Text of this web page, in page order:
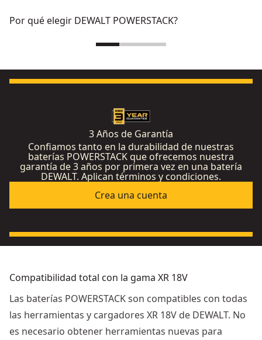
Por qué elegir DEWALT POWERSTACK?
3 Años de Garantía
Confiamos tanto en la durabilidad de nuestras
baterías POWERSTACK que ofrecemos nuestra
garantía de 3 años por primera vez en una batería
DEWALT. Aplican términos y condiciones.
Crea una cuenta
Compatibilidad total con la gama XR 18V
Las baterías POWERSTACK son compatibles con todas
las herramientas y cargadores XR 18V de DEWALT. No
es necesario obtener herramientas nuevas para